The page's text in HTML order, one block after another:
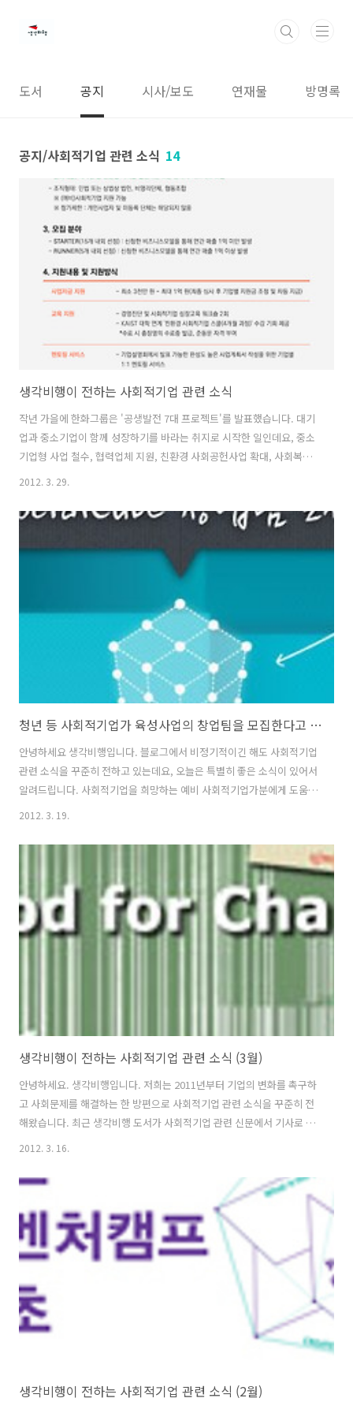
도서 공지 시사/보도 연재물 방명록
공지/사회적기업 관련 소식 14
생각비행이 전하는 사회적기업 관련 소식
작년 가을에 한화그룹은 '공생발전 7대 프로젝트'를 발표했습니다. 대기
업과 중소기업이 함께 성장하기를 바라는 취지로 시작한 일인데요, 중소
기업형 사업 철수, 협력업체 지원, 친환경 사회공헌사업 확대, 사회복지
재단 설립 등의 실천 방안이 포함되어 있었습니다. 지난 3월 28일 여의도
회적기업 지원사업 협약식'이 있었습니다. 고용노동부가 후원하고 함께
일하는재단과의 협력을 통해 지원되는 이번 사업은 올해 3월부터 내년 2
월까지 총 15억 원의 예산을 투입해 개별 사회적기업 지원과 사회적기업
생태계 활성화 지원이라는 두 가지 방향으로 진행됩니다. 이에 대한 공고
2012. 3. 29.
청년 등 사회적기업가 육성사업의 창업팀을 모집한다고 합니다.
안녕하세요 생각비행입니다. 블로그에서 비정기적이긴 해도 사회적기업
관련 소식을 꾸준히 전하고 있는데요, 오늘은 특별히 좋은 소식이 있어서
알려드립니다. 사회적기업을 희망하는 예비 사회적기업가분에게 도움이
되길 바라는 마음입니다. 주변에 관심이 있는 분들에게 널리 알려주세요.
가로서 자질이 있고 사회적기업을 창업하여 운영하고자하는 사람(팀) -
만 19세부터 만 39세인 사람이 팀 구성원의 50% 이상 * 1인으로 사업 참
여시, 사전교육 이수 전 최소 3인 이상의 팀을 구성해야함. 2. 신청서류 -
청년 등 사회적기업가 육성사업 참여신청서 - 사회적기업 사업화 계획서
- 대표자 및 구성원의 주민등록등본 3. 신청기간 - 2012년 3월..
2012. 3. 19.
생각비행이 전하는 사회적기업 관련 소식 (3월)
안녕하세요. 생각비행입니다. 저희는 2011년부터 기업의 변화를 촉구하
고 사회문제를 해결하는 한 방편으로 사회적기업 관련 소식을 꾸준히 전
해왔습니다. 최근 생각비행 도서가 사회적기업 관련 신문에서 기사로 다
뤄지기도 하는 등 조금씩 알려지는 것 같아서 기쁜 마음입니다. 새로운
더 많이 나오기를 바라는 마음으로 관련 소식을 발굴해 전하도록 더욱 노
력하겠습니다. 현대는 젊은이가 목표를 찾기 어려운 시대라고 한다. 옛날
에는 대학을 나와 기업에 취직하면 그 분야에서 인생을 나름대로 예측할
수 있었다. 그러나 경제의 거품이 빠지고 성과와 실력을 중시하는 기업이
증가하는 불안정한 정세 속에서 예전같이 기업에 근무하면서 보수를 얻
2012. 3. 16.
생각비행이 전하는 사회적기업 관련 소식 (2월)